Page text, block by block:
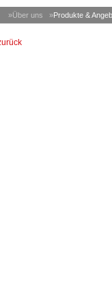
»Über uns »Produkte &